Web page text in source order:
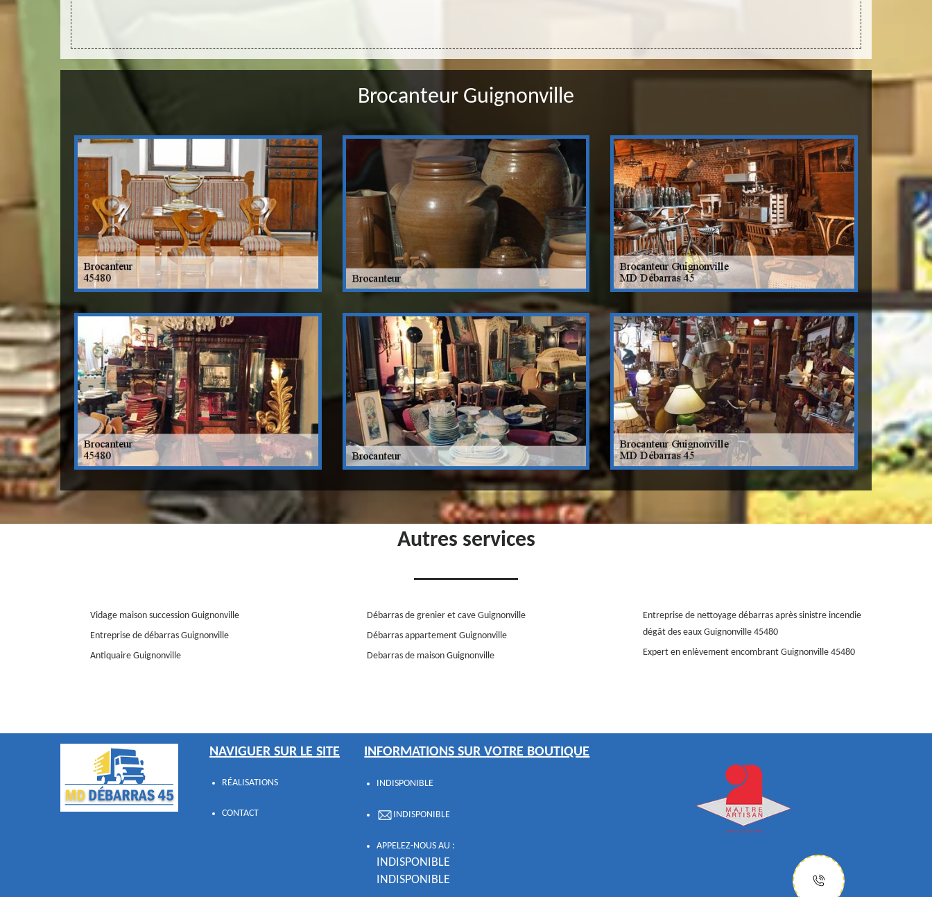
Brocanteur Guignonville
Autres services
Vidage maison succession Guignonville
Entreprise de débarras Guignonville
Antiquaire Guignonville
Débarras de grenier et cave Guignonville
Débarras appartement Guignonville
Debarras de maison Guignonville
Entreprise de nettoyage débarras après sinistre incendie
dégât des eaux Guignonville 45480
Expert en enlèvement encombrant Guignonville 45480
NAVIGUER SUR LE SITE
RÉALISATIONS
CONTACT
INFORMATIONS SUR VOTRE BOUTIQUE
INDISPONIBLE
INDISPONIBLE
APPELEZ-NOUS AU :
INDISPONIBLE
INDISPONIBLE